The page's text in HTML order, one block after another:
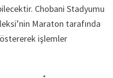
Chobani Stadyumu
Maraton tarafında
işlemler